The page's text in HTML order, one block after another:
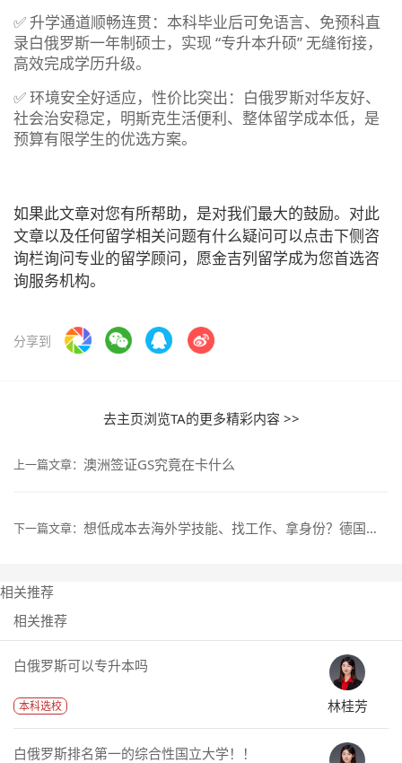
✅ 升学通道顺畅连贯：本科毕业后可免语言、免预科直
录白俄罗斯一年制硕士，实现 “专升本升硕” 无缝衔接，
高效完成学历升级。
✅ 环境安全好适应，性价比突出：白俄罗斯对华友好、
社会治安稳定，明斯克生活便利、整体留学成本低，是
预算有限学生的优选方案。
如果此文章对您有所帮助，是对我们最大的鼓励。对此
文章以及任何留学相关问题有什么疑问可以点击下侧咨
询栏询问专业的留学顾问，愿金吉列留学成为您首选咨
询服务机构。
分享到
去主页浏览TA的更多精彩内容 >>
上一篇文章： 澳洲签证GS究竟在卡什么
下一篇文章： 想低成本去海外学技能、找工作、拿身份？德国双元制项目了解下
相关推荐
相关推荐
白俄罗斯可以专升本吗
本科选校 林桂芳
白俄罗斯排名第一的综合性国立大学！！